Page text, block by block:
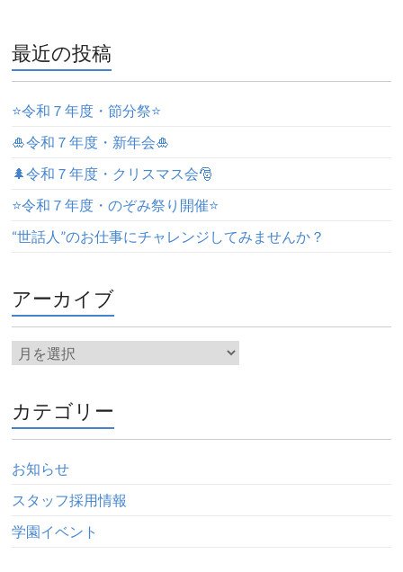
最近の投稿
⭐️令和７年度・節分祭⭐️
🎍令和７年度・新年会🎍
🌲令和７年度・クリスマス会🎅
⭐️令和７年度・のぞみ祭り開催⭐️
“世話人”のお仕事にチャレンジしてみませんか？
アーカイブ
カテゴリー
お知らせ
スタッフ採用情報
学園イベント